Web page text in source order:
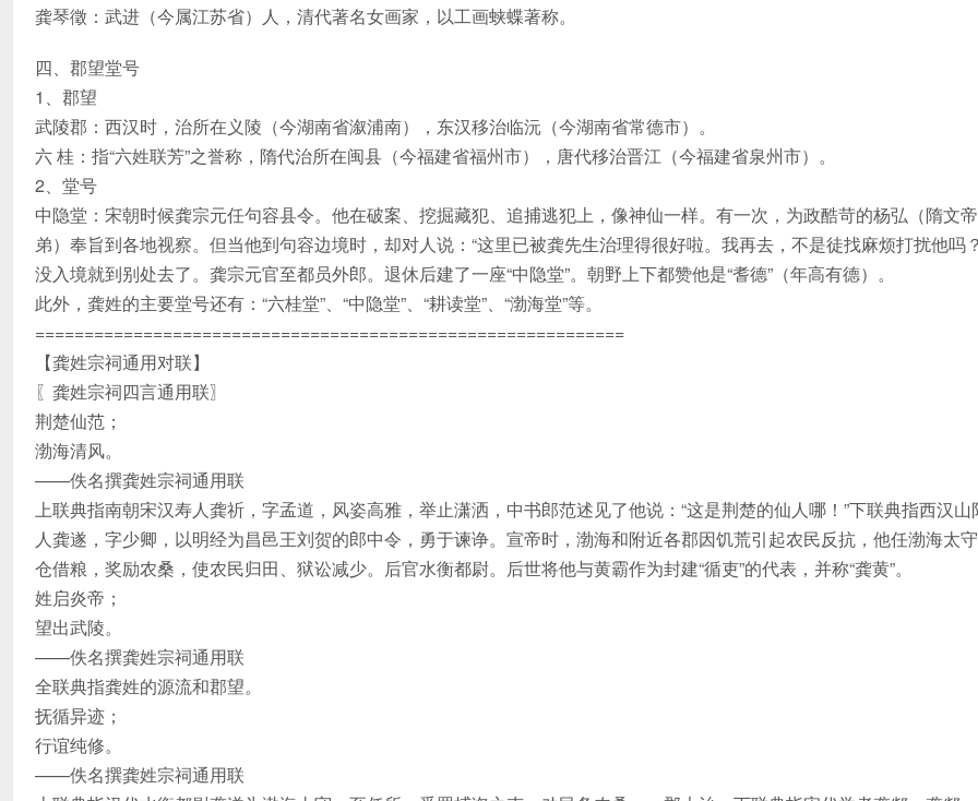
龚琴徵：武进（今属江苏省）人，清代著名女画家，以工画蛱蝶著称。
四、郡望堂号
1、郡望
武陵郡：西汉时，治所在义陵（今湖南省溆浦南），东汉移治临沅（今湖南省常德市）。
六 桂：指“六姓联芳”之誉称，隋代治所在闽县（今福建省福州市），唐代移治晋江（今福建省泉州市）。
2、堂号
中隐堂：宋朝时候龚宗元任句容县令。他在破案、挖掘藏犯、追捕逃犯上，像神仙一样。有一次，为政酷苛的杨弘（隋文
弟）奉旨到各地视察。但当他到句容边境时，却对人说：“这里已被龚先生治理得很好啦。我再去，不是徒找麻烦打扰他吗
没入境就到别处去了。龚宗元官至都员外郎。退休后建了一座“中隐堂”。朝野上下都赞他是“耆德”（年高有德）。
此外，龚姓的主要堂号还有：“六桂堂”、“中隐堂”、“耕读堂”、“渤海堂”等。
============================================================
【龚姓宗祠通用对联】
〖龚姓宗祠四言通用联〗
荆楚仙范；
渤海清风。
——佚名撰龚姓宗祠通用联
上联典指南朝宋汉寿人龚祈，字孟道，风姿高雅，举止潇洒，中书郎范述见了他说：“这是荆楚的仙人哪！”下联典指西汉山
人龚遂，字少卿，以明经为昌邑王刘贺的郎中令，勇于谏诤。宣帝时，渤海和附近各郡因饥荒引起农民反抗，他任渤海太
仓借粮，奖励农桑，使农民归田、狱讼减少。后官水衡都尉。后世将他与黄霸作为封建“循吏”的代表，并称“龚黄”。
姓启炎帝；
望出武陵。
——佚名撰龚姓宗祠通用联
全联典指龚姓的源流和郡望。
抚循异迹；
行谊纯修。
——佚名撰龚姓宗祠通用联